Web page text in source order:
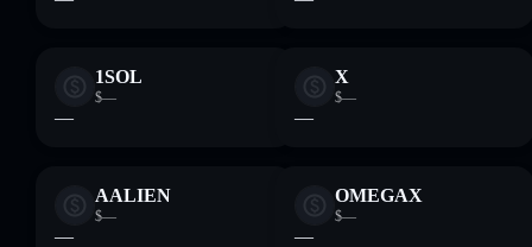
1SOL
$—
—
X
$—
—
AALIEN
$—
—
OMEGA‎X
$—
—